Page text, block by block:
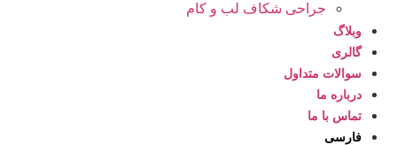
جراحی شکاف لب و کام
وبلاگ
گالری
سوالات متداول
درباره ما
تماس با ما
فارسی